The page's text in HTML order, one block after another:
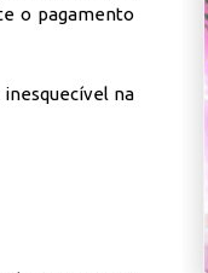
o pagamento
na